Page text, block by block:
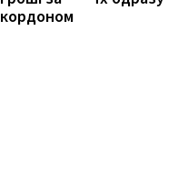
кордоном